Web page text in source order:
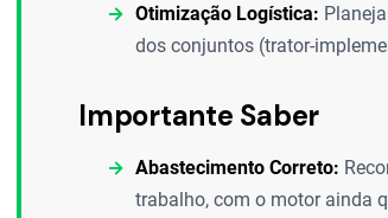
Otimização Logística:
dos conjuntos (trator-
Importante Saber
Abastecimento Correto:
trabalho, com o motor ainda